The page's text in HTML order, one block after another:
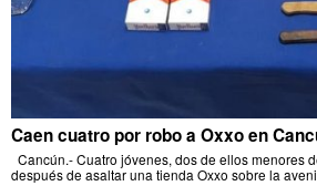
Caen cuatro por robo a Oxxo en
Cancún.- Cuatro jóvenes, dos de ellos menores
después de asaltar una tienda Oxxo sobre la